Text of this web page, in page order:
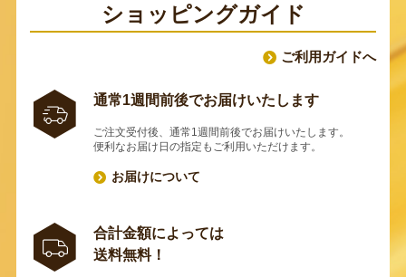
ショッピングガイド
ご利用ガイドへ
通常1週間前後でお届けいたします
ご注文受付後、通常1週間前後でお届けいたします。
便利なお届け日の指定もご利用いただけます。
お届けについて
合計金額によっては
送料無料！